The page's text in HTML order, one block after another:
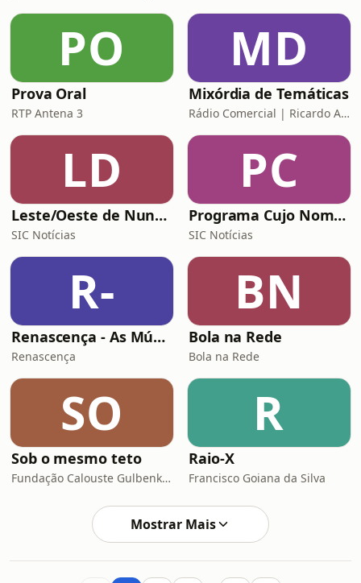
PO
Prova Oral
RTP Antena 3
MD
Mixórdia de Temáticas
Rádio Comercial | Ricardo Araújo Pereira
LD
Leste/Oeste de Nuno Rogeiro
SIC Notícias
PC
Programa Cujo Nome Estamos Legalmente Impedidos de Dizer
SIC Notícias
R-
Renascença - As Músicas Espetaculares de Natal
Renascença
BN
Bola na Rede
Bola na Rede
SO
Sob o mesmo teto
Fundação Calouste Gulbenkian
R
Raio-X
Francisco Goiana da Silva
Mostrar Mais